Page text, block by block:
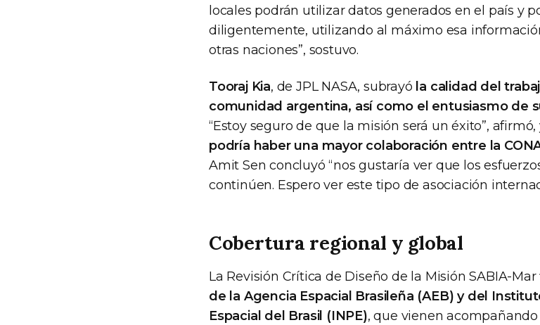
locales podrán utilizar datos generados en el país y
diligentemente, utilizando al máximo esa
otras naciones”, sostuvo.
Tooraj Kia, de JPL NASA, subrayó la calidad del
comunidad argentina, así como el entusiasmo de
“Estoy seguro de que la misión será un éxito”, afirmó,
podría haber una mayor colaboración entre la
Amit Sen concluyó “nos gustaría ver que los
continúen. Espero ver este tipo de asociación
Cobertura regional y global
La Revisión Crítica de Diseño de la Misión SABIA-Mar
de la Agencia Espacial Brasileña (AEB) y del
Espacial del Brasil (INPE), que vienen